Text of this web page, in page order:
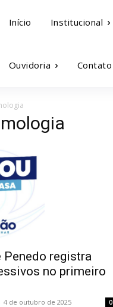
Início Institucional
Ouvidoria Contato
Penedo registra
no primeiro
4 de outubro de 2025 0